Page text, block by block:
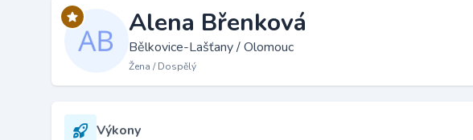
Alena Břenková
Bělkovice-Lašťany / Olomouc
Žena / Dospělý
Výkony